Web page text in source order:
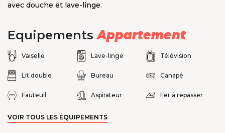
avec douche et lave-linge.
EquipementsAppartement
Vaiselle Lave-linge Télévision
Lit double Bureau Canapé
Fauteuil Aspirateur Fer à repasser
VOIR TOUS LES ÉQUIPEMENTS